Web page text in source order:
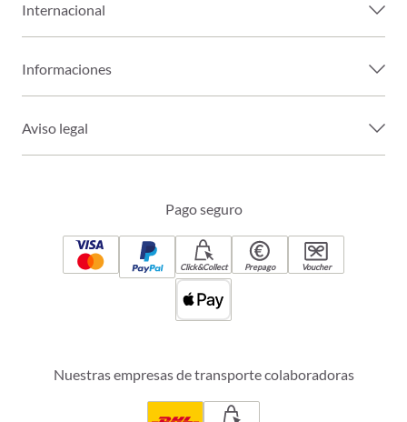
Internacional
Informaciones
Aviso legal
Pago seguro
Click&Collect Prepago Voucher
Nuestras empresas de transporte colaboradoras